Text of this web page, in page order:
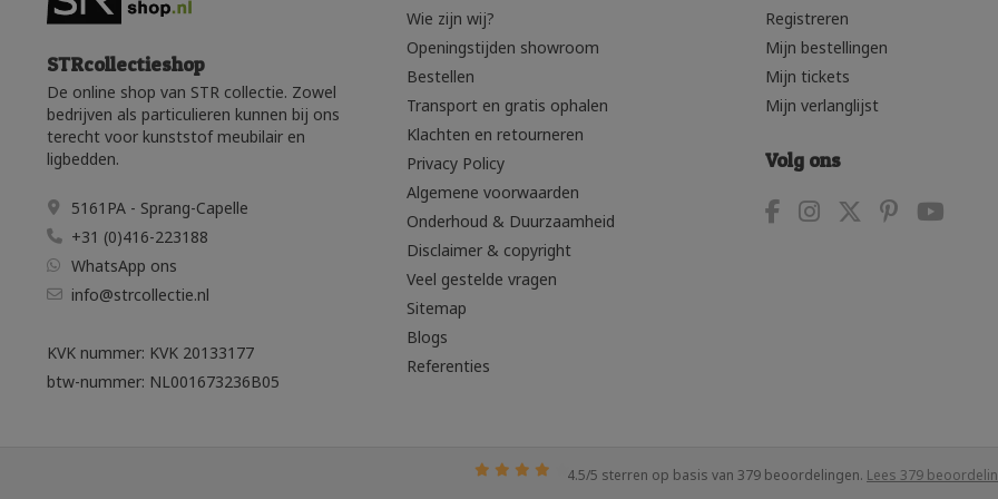
STRcollectieshop
De online shop van STR collectie. Zowel
bedrijven als particulieren kunnen bij ons
terecht voor kunststof meubilair en
ligbedden.
5161PA - Sprang-Capelle
+31 (0)416-223188
WhatsApp ons
info@strcollectie.nl
KVK nummer: KVK 20133177
btw-nummer: NL001673236B05
Wie zijn wij?
Openingstijden showroom
Bestellen
Transport en gratis ophalen
Klachten en retourneren
Privacy Policy
Algemene voorwaarden
Onderhoud & Duurzaamheid
Disclaimer & copyright
Veel gestelde vragen
Sitemap
Blogs
Referenties
Registreren
Mijn bestellingen
Mijn tickets
Mijn verlanglijst
Volg ons
4.5/5 sterren op basis van 379 beoordelingen. Lees 379